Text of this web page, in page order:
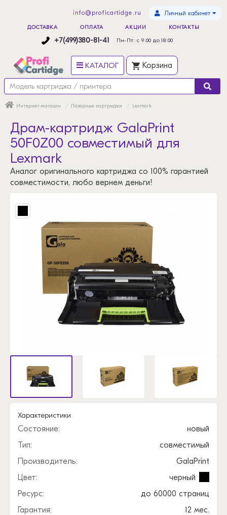
info@proficartidge.ru Личный кабинет
ДОСТАВКА ОПЛАТА АКЦИИ КОНТАКТЫ
+7(499)380-81-41 Пн-Пт: с 9:00 до 18:00
КАТАЛОГ Корзина
Интернет-магазин Лазерные картриджи Lexmark
Драм-картридж GalaPrint
50F0Z00 совместимый для
Lexmark
Аналог оригинального картриджа со 100% гарантией
совместимости, любо вернем деньги!
Характеристики
Состояние:
новый
Тип:
совместимый
Производитель:
GalaPrint
Цвет:
черный
Ресурс:
до 60000 страниц
Гарантия:
12 мес.